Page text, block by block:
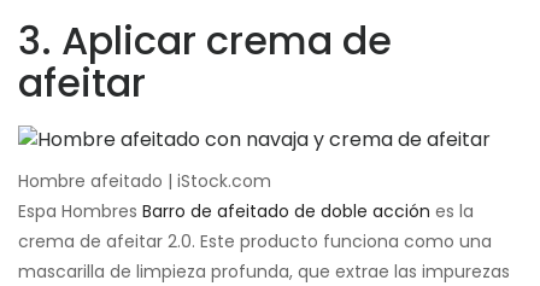
3. Aplicar crema de
afeitar
Hombre afeitado | iStock.com
Espa Hombres Barro de afeitado de doble acción es la
crema de afeitar 2.0. Este producto funciona como una
mascarilla de limpieza profunda, que extrae las impurezas